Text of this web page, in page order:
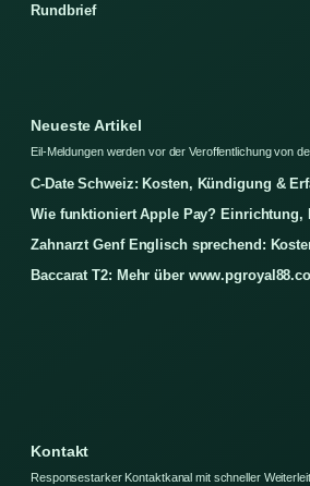
Rundbrief
Neueste Artikel
Eil-Meldungen werden vor der Veroffentlichung von
C-Date Schweiz: Kosten, Kündigung &
Wie funktioniert Apple Pay? Einrichtung,
Zahnarzt Genf Englisch sprechend:
Baccarat T2: Mehr über
Kontakt
Responsestarker Kontaktkanal mit schneller